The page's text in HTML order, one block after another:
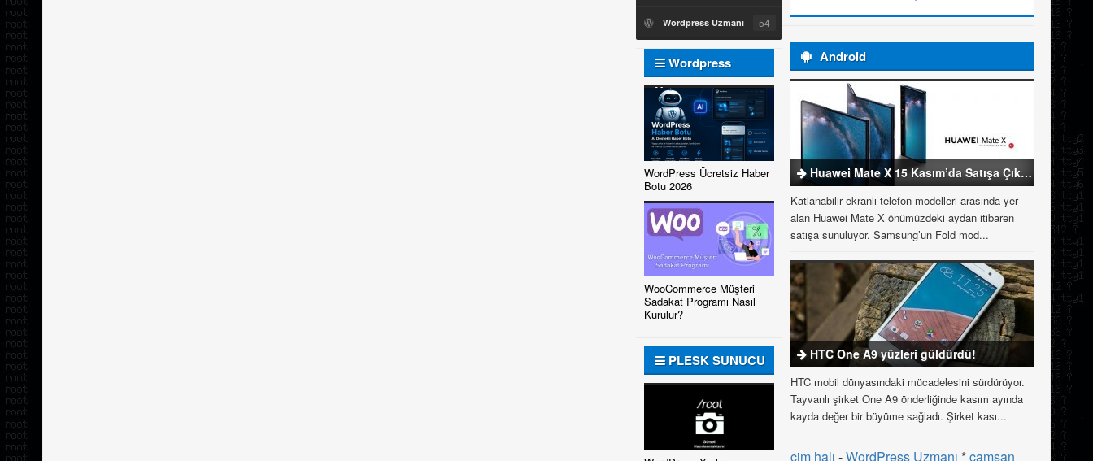
Wordpress Uzmanı 54
Wordpress
Uzmanı
WordPress Ücretsiz Haber
Botu 2026
WooCommerce Müşteri
Sadakat Programı Nasıl
Kurulur?
PLESK SUNUCU
Android
Huawei Mate X 15 Kasım’da Satışa Çıkıyor
Katlanabilir ekranlı telefon modelleri arasında yer
alan Huawei Mate X önümüzdeki aydan itibaren
satışa sunuluyor. Samsung’un Fold mod...
HTC One A9 yüzleri güldürdü!
HTC mobil dünyasındaki mücadelesini sürdürüyor.
Tayvanlı şirket One A9 önderliğinde kasım ayında
kayda değer bir büyüme sağladı. Şirket kası...
çim halı -WordPress Uzmanı *çamsan